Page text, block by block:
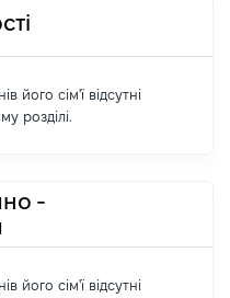
його сім'ї відсутні
розділі.
-
його сім'ї відсутні